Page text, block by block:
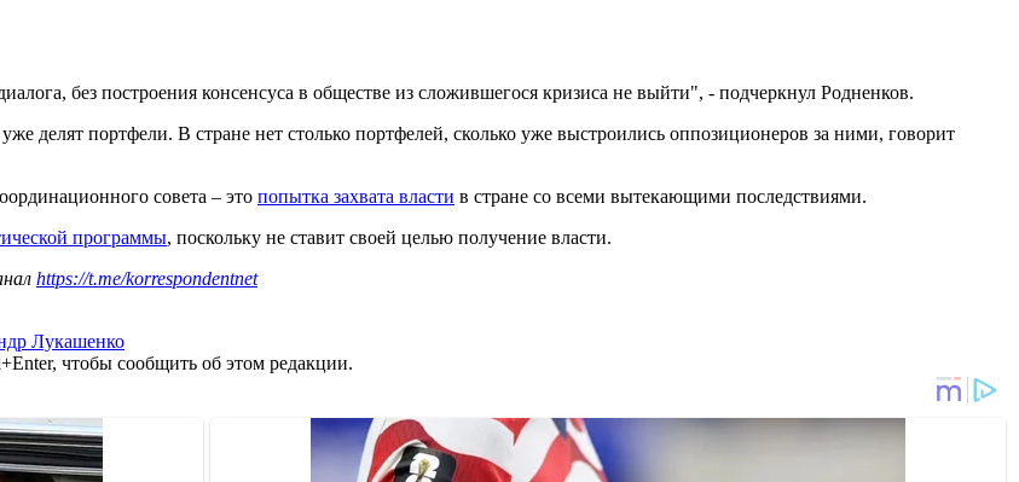
без построения консенсуса в обществе из сложившегося кризиса не выйти", - подчеркнул Родненков.
делят портфели. В стране нет столько портфелей, сколько уже выстроились оппозиционеров за ними, говорит
совета – это попытка захвата власти в стране со всеми вытекающими последствиями.
программы, поскольку не ставит своей целью получение власти.
https://t.me/korrespondentnet
Лукашенко
чтобы сообщить об этом редакции.